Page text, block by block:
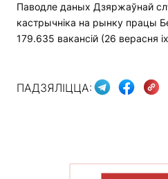
Паводле даных Дзяржаўнай
кастрычніка на рынку працы
179.635 вакансій (26 верасня
ПАДЗЯЛІЦЦА: